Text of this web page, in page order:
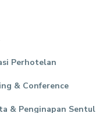
Perhotelan
& Conference
& Penginapan Sentul